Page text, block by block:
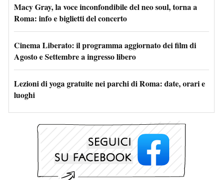
Macy Gray, la voce inconfondibile del neo soul, torna a
Roma: info e biglietti del concerto
Cinema Liberato: il programma aggiornato dei film di
Agosto e Settembre a ingresso libero
Lezioni di yoga gratuite nei parchi di Roma: date, orari e
luoghi